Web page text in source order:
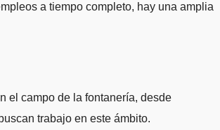
a tiempo completo, hay una amplia
el campo de la fontanería, desde
trabajo en este ámbito.